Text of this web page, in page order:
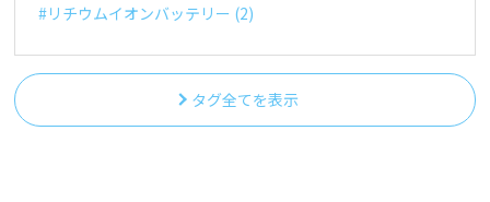
#リチウムイオンバッテリー (2)
タグ全てを表示